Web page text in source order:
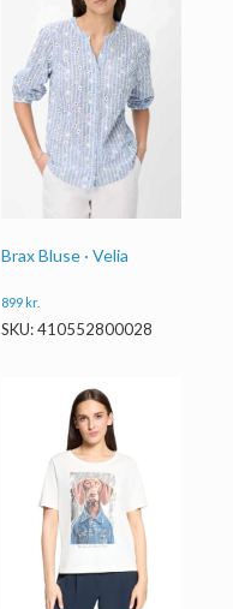
Brax Bluse · Velia
899kr.
SKU: 410552800028